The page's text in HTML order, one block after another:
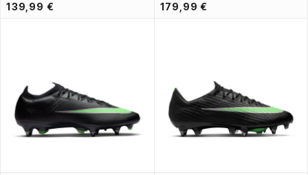
139,99 € 179,99 €